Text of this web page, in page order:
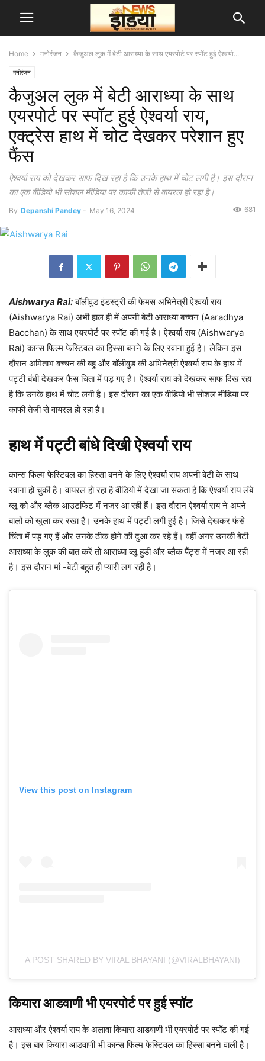
Home मनोरंजन कैजुअल लुक में बेटी आराध्या के साथ एयरपोर्ट पर स्पॉट हुई ऐश्वर्या...
मनोरंजन
कैजुअल लुक में बेटी आराध्या के साथ
एयरपोर्ट पर स्पॉट हुई ऐश्वर्या राय,
एक्ट्रेस हाथ में चोट देखकर परेशान हुए
फैंस
ऐश्वर्या राय को देखकर साफ दिख रहा है कि उनके हाथ में चोट लगी है। इस दौरान
का एक वीडियो भी सोशल मीडिया पर काफी तेजी से वायरल हो रहा है।
By Depanshi Pandey - May 16, 2024 681
Aishwarya Rai: बॉलीवुड इंडस्ट्री की फेमस अभिनेत्री ऐश्वर्या राय
(Aishwarya Rai) अभी हाल ही में अपनी बेटी आराध्या बच्चन (Aaradhya
Bacchan) के साथ एयरपोर्ट पर स्पॉट की गई है। ऐश्वर्या राय (Aishwarya
Rai) कान्स फिल्म फेस्टिवल का हिस्सा बनने के लिए रवाना हुई है। लेकिन इस
दौरान अमिताभ बच्चन की बहू और बॉलीवुड की अभिनेत्री ऐश्वर्या राय के हाथ में
पट्टी बंधी देखकर फैंस चिंता में पड़ गए हैं। ऐश्वर्या राय को देखकर साफ दिख रहा
है कि उनके हाथ में चोट लगी है। इस दौरान का एक वीडियो भी सोशल मीडिया पर
काफी तेजी से वायरल हो रहा है।
हाथ में पट्टी बांधे दिखी ऐश्वर्या राय
कान्स फिल्म फेस्टिवल का हिस्सा बनने के लिए ऐश्वर्या राय अपनी बेटी के साथ
रवाना हो चुकी है। वायरल हो रहा है वीडियो में देखा जा सकता है कि ऐश्वर्या राय लंबे
ब्लू को और ब्लैक आउटफिट में नजर आ रही हैं। इस दौरान ऐश्वर्या राय ने अपने
बालों को खुला कर रखा है। उनके हाथ में पट्टी लगी हुई है। जिसे देखकर फंसे
चिंता में पड़ गए हैं और उनके ठीक होने की दुआ कर रहे हैं। वहीं अगर उनकी बेटी
आराध्या के लुक की बात करें तो आराध्या ब्लू हुडी और ब्लैक पैंट्स में नजर आ रही
है। इस दौरान मां -बेटी बहुत ही प्यारी लग रही है।
View this post on Instagram
A POST SHARED BY VIRAL BHAYANI (@VIRALBHAYANI)
कियारा आडवाणी भी एयरपोर्ट पर हुई स्पॉट
आराध्या और ऐश्वर्या राय के अलावा कियारा आडवाणी भी एयरपोर्ट पर स्पॉट की गई
है। इस बार कियारा आडवाणी भी कान्स फिल्म फेस्टिवल का हिस्सा बनने वाली है।